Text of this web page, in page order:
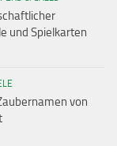
und Spielkarten
von